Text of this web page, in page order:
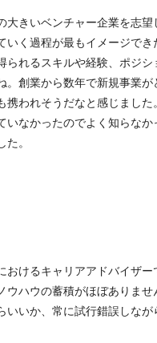
きいベンチャー企業を志
く過程が最もイメージでき
れるスキルや経験、ポジシ
創業から数年で新規事業
われそうだなと感じました。
なかったのでよく知らなか
。
けるキャリアアドバイザー
ハウの蓄積がほぼありま
いか、常に試行錯誤しな